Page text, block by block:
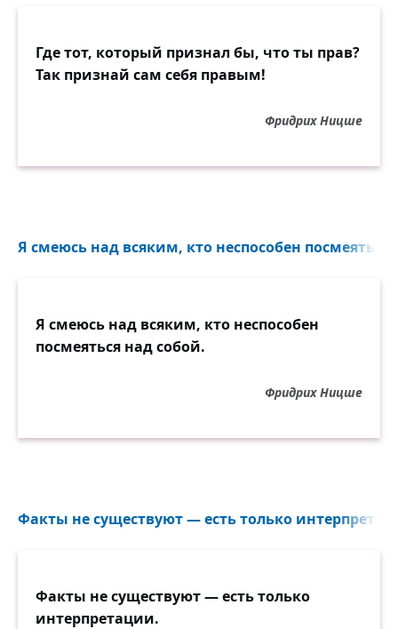
Где тот, который признал бы, что ты прав?
Так признай сам себя правым!
Фридрих Ницше
Я смеюсь над всяким, кто неспособен посмеяться
Я смеюсь над всяким, кто неспособен
посмеяться над собой.
Фридрих Ницше
Факты не существуют — есть только
Факты не существуют — есть только
интерпретации.